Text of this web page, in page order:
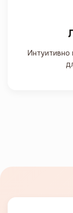
Интуитивно